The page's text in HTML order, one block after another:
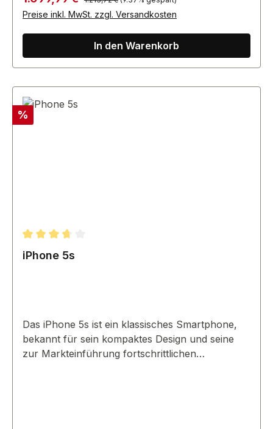
Preise inkl. MwSt. zzgl. Versandkosten
In den Warenkorb
Rabatt
%
Durchschnittliche Bewertung von 3.67 von 5 Sternen
iPhone 5s
Das iPhone 5s ist ein klassisches Smartphone,
bekannt für sein kompaktes Design und seine
zur Markteinführung fortschrittlichen